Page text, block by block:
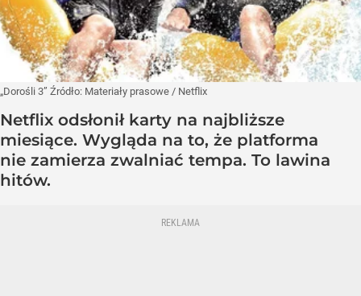
„Dorośli 3” Źródło: Materiały prasowe / Netflix
Netflix odsłonił karty na najbliższe
miesiące. Wygląda na to, że platforma
nie zamierza zwalniać tempa. To lawina
hitów.